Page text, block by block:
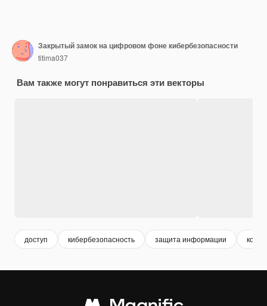
Закрытый замок на цифровом фоне кибербезопасности
titima037
Вам также могут понравиться эти векторы
доступ кибербезопасность защита информации